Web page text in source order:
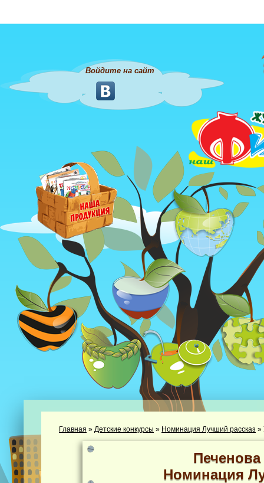
Войдите на сайт
Главная » Детские конкурсы » Номинация Лучший рассказ »
Номинация